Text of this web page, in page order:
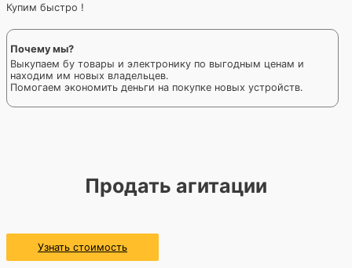
Купим быстро !
Почему мы?
Выкупаем бу товары и электронику по выгодным ценам и
находим им новых владельцев.
Помогаем экономить деньги на покупке новых устройств.
Продать агитации
Узнать стоимость